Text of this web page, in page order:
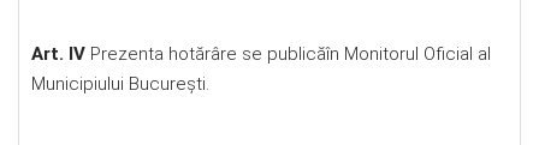
Art. IV Prezenta hotărâre se publicăîn Monitorul Oficial al
Municipiului Bucureşti.